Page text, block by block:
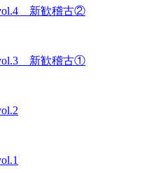
vol.4 新歓稽古②
vol.3 新歓稽古①